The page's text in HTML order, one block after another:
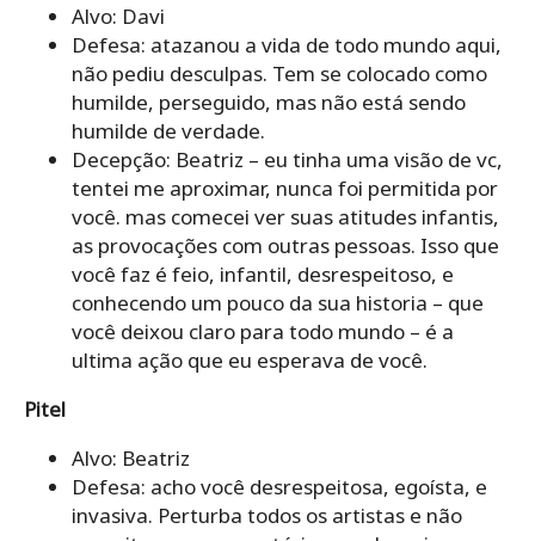
Alvo: Davi
Defesa: atazanou a vida de todo mundo aqui,
não pediu desculpas. Tem se colocado como
humilde, perseguido, mas não está sendo
humilde de verdade.
Decepção: Beatriz – eu tinha uma visão de vc,
tentei me aproximar, nunca foi permitida por
você. mas comecei ver suas atitudes infantis,
as provocações com outras pessoas. Isso que
você faz é feio, infantil, desrespeitoso, e
conhecendo um pouco da sua historia – que
você deixou claro para todo mundo – é a
ultima ação que eu esperava de você.
Pitel
Alvo: Beatriz
Defesa: acho você desrespeitosa, egoísta, e
invasiva. Perturba todos os artistas e não